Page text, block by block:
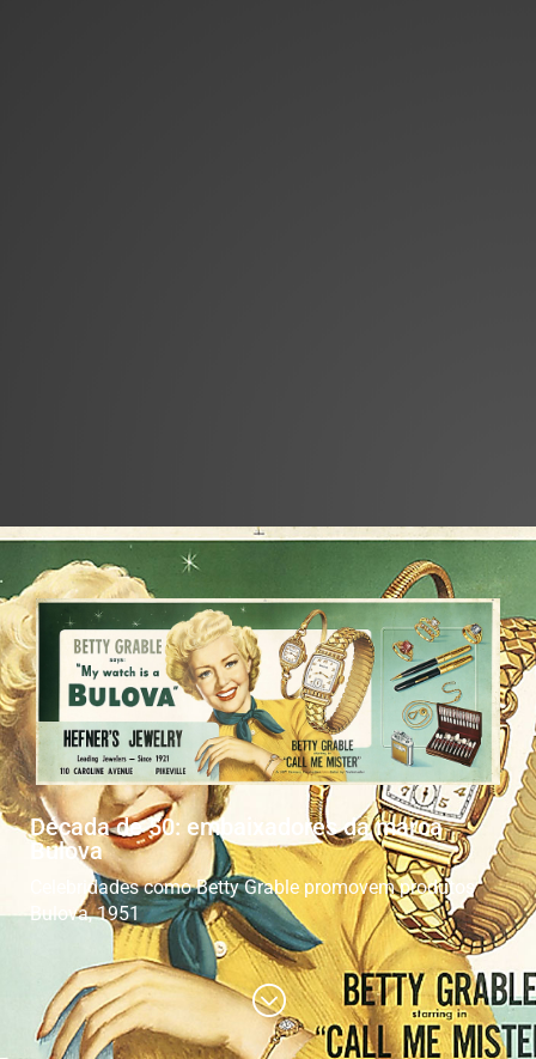
Década de 50: embaixadores da marca
Bulova
Celebridades como Betty Grable promovem produtos
Bulova, 1951
;